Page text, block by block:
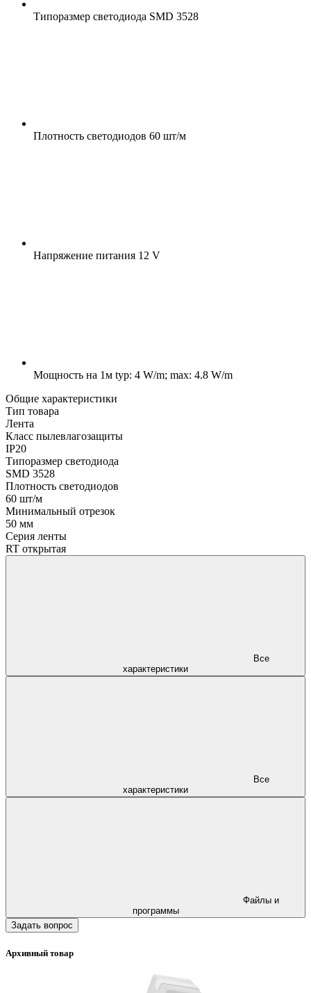
Типоразмер светодиода SMD 3528
Плотность светодиодов 60 шт/м
Напряжение питания 12 V
Мощность на 1м typ: 4 W/m; max: 4.8 W/m
Общие характеристики
Тип товара
Лента
Класс пылевлагозащиты
IP20
Типоразмер светодиода
SMD 3528
Плотность светодиодов
60 шт/м
Минимальный отрезок
50 мм
Серия ленты
RT открытая
характеристики
характеристики
программы
Задать вопрос
Архивный товар